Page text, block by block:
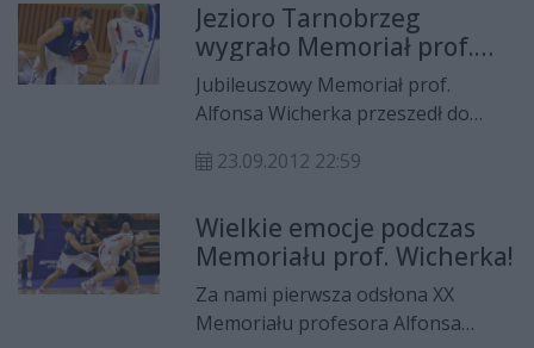
Jezioro Tarnobrzeg
wygrało Memoriał prof.
Wicherka!
Jubileuszowy Memoriał prof.
Alfonsa Wicherka przeszedł do
Jeziora Tarnobrzeg.
23.09.2012 22:59
Wielkie emocje podczas
Memoriału prof. Wicherka!
Za nami pierwsza odsłona XX
Memoriału profesora Alfonsa